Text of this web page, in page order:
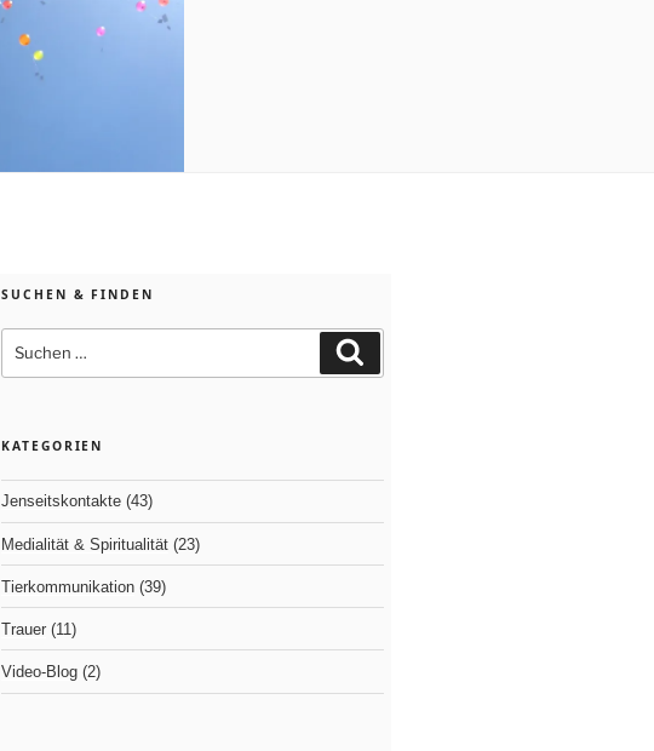
SUCHEN & FINDEN
nach:
KATEGORIEN
Jenseitskontakte (43)
Medialität & Spiritualität (23)
Tierkommunikation (39)
Trauer (11)
Video-Blog (2)